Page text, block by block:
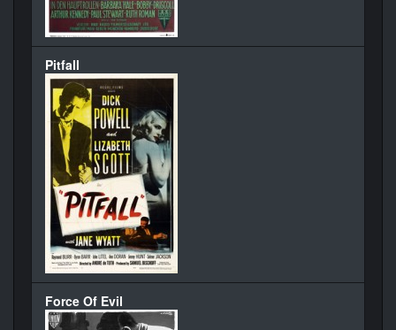
Pitfall
Force Of Evil